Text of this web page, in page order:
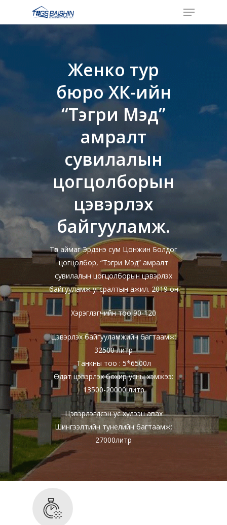
content
Menu
Женко тур
бюро ХК-ийн
“Тэгри Мэд”
амралт
сувилалын
цогцолборын
цэвэрлэх
байгууламж.
Төв аймаг Эрдэнэ сум Цонжин Болдог
цогцолбор, “Тэгри Мэд” амралт
сувилалын цогцолборын цэвэрлэх
байгууламж угсралтын ажил. 2019 он
Хэрэглэгчийн тоо 90-120
Цэвэрлэх байгууламжийн багтаамж:
32500 литр
Танкны тоо : 5*6500л
Өдөрт цэвэрлэх бохир усны хэмжээ:
13500-20000 литр
Цэвэрлэгдсэн ус хүлээн авах
Шингээлтийн тунелийн багтаамж:
27000литр
Menu